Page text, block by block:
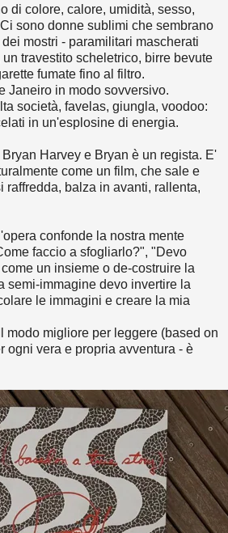
di colore, calore, umidità, sesso,
sono donne sublimi che sembrano
mostri - paramilitari mascherati
travestito scheletrico, birre bevute
fumate fino al filtro.
Janeiro in modo sovversivo.
società, favelas, giungla, voodoo:
in un'esplosine di energia.
Harvey e Bryan è un regista. E'
come un film, che sale e
raffredda, balza in avanti, rallenta,
confonde la nostra mente
faccio a sfogliarlo?", "Devo
un insieme o de-costruire la
semi-immagine devo invertire la
le immagini e creare la mia
modo migliore per leggere (based on
ogni vera e propria avventura - è